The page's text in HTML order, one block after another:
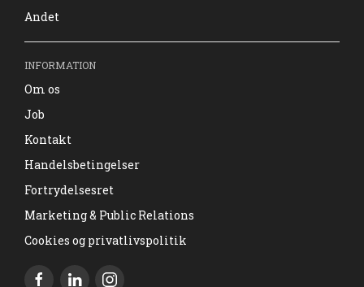
Andet
INFORMATION
Om os
Job
Kontakt
Handelsbetingelser
Fortrydelsesret
Marketing & Public Relations
Cookies og privatlivspolitik